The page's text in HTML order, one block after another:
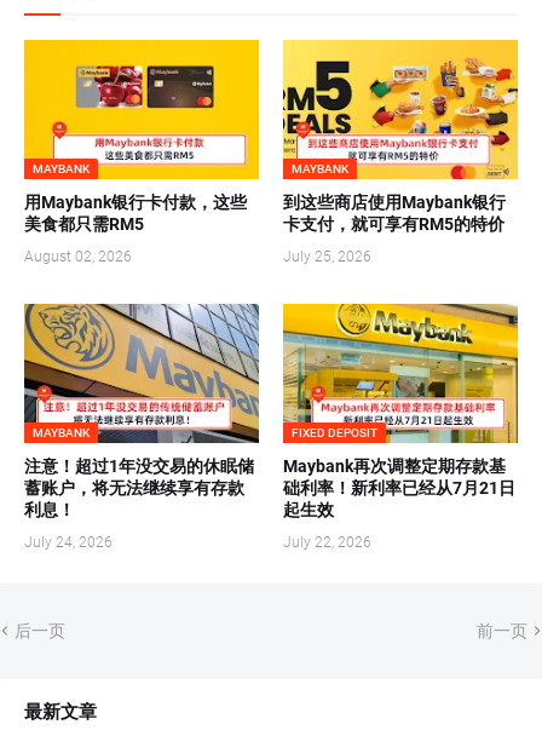
MAYBANK
用Maybank银行卡付款，这些
美食都只需RM5
August 02, 2026
MAYBANK
到这些商店使用Maybank银行
卡支付，就可享有RM5的特价
July 25, 2026
MAYBANK
注意！超过1年没交易的休眠储
蓄账户，将无法继续享有存款
利息！
July 24, 2026
FIXED DEPOSIT
Maybank再次调整定期存款基
础利率！新利率已经从7月21日
起生效
July 22, 2026
后一页 前一页
最新文章